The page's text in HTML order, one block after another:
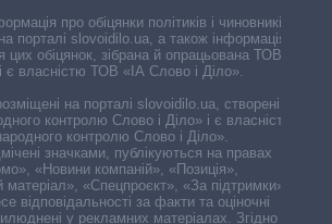
про обіцянки політиків і чиновників,
порталі slovoidilo.ua, а також інформація про
цих обіцянок, зібрана й опрацьована ТОВ «ІА
є власністю ТОВ «ІА Слово і Діло».
на порталі slovoidilo.ua, створені ГО
контролю Слово і Діло» і є власністю
контролю Слово і Діло».
значками, публікуються на правах
«Новини компаній», «Позиція»,
матеріал», «Спецпроєкт», «За підтримки».
відповідальності за факти та оціночні
у рекламних матеріалах. Згідно з